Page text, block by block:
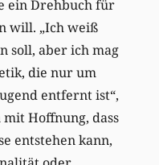
ein Drehbuch für
will. „Ich weiß
soll, aber ich mag
die nur um
entfernt ist“,
Hoffnung, dass
entstehen kann,